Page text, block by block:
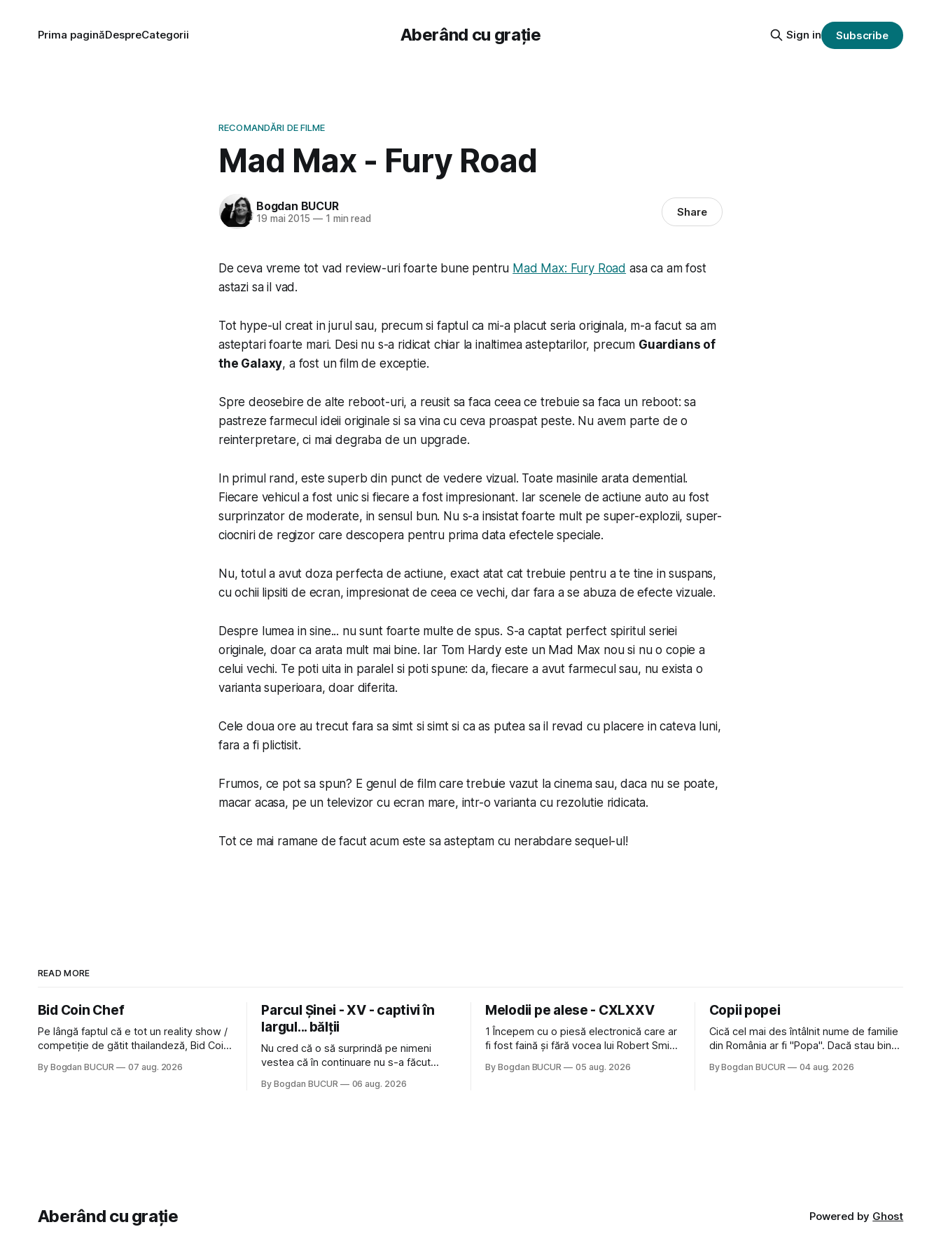
Aberând cu grație
Prima paginăDespreCategorii Sign in Subscribe
RECOMANDĂRI DE FILME
Mad Max - Fury Road
Bogdan BUCUR
19 mai 2015 —1 min read Share
De ceva vreme tot vad review-uri foarte bune pentru Mad Max: Fury Road asa ca am fost
astazi sa il vad.
Tot hype-ul creat in jurul sau, precum si faptul ca mi-a placut seria originala, m-a facut sa am
asteptari foarte mari. Desi nu s-a ridicat chiar la inaltimea asteptarilor, precum Guardians of
the Galaxy, a fost un film de exceptie.
Spre deosebire de alte reboot-uri, a reusit sa faca ceea ce trebuie sa faca un reboot: sa
pastreze farmecul ideii originale si sa vina cu ceva proaspat peste. Nu avem parte de o
reinterpretare, ci mai degraba de un upgrade.
In primul rand, este superb din punct de vedere vizual. Toate masinile arata demential.
Fiecare vehicul a fost unic si fiecare a fost impresionant. Iar scenele de actiune auto au fost
surprinzator de moderate, in sensul bun. Nu s-a insistat foarte mult pe super-explozii, super-
ciocniri de regizor care descopera pentru prima data efectele speciale.
Nu, totul a avut doza perfecta de actiune, exact atat cat trebuie pentru a te tine in suspans,
cu ochii lipsiti de ecran, impresionat de ceea ce vechi, dar fara a se abuza de efecte vizuale.
Despre lumea in sine... nu sunt foarte multe de spus. S-a captat perfect spiritul seriei
originale, doar ca arata mult mai bine. Iar Tom Hardy este un Mad Max nou si nu o copie a
celui vechi. Te poti uita in paralel si poti spune:da, fiecare a avut farmecul sau, nu exista o
varianta superioara, doar diferita.
Cele doua ore au trecut fara sa simt si simt si ca as putea sa il revad cu placere in cateva luni,
fara a fi plictisit.
Frumos, ce pot sa spun? E genul de film care trebuie vazut la cinema sau, daca nu se poate,
macar acasa, pe un televizor cu ecran mare, intr-o varianta cu rezolutie ridicata.
Tot ce mai ramane de facut acum este sa asteptam cu nerabdare sequel-ul!
READ MORE
Bid Coin Chef
Pe lângă faptul că e tot un reality show /
competiție de gătit thailandeză, Bid Coin
Restaurant War Street King Thailand: și
By Bogdan BUCUR 07 aug. 2026
Parcul Șinei - XV - captivi în
largul... bălții
Nu cred că o să surprindă pe nimeni
vestea că în continuare nu s-a făcut
afară de faptul că potăile apărute acolo
By Bogdan BUCUR 06 aug. 2026
Melodii pe alese - CXLXXV
1 Începem cu o piesă electronică care ar
fi fost faină și fără vocea lui Robert Smith
Castles, o formație cu multe piese faine
By Bogdan BUCUR 05 aug. 2026
Copii popei
Cică cel mai des întâlnit nume de familie
din România ar fi "Popa". Dacă stau bine
colegi de școala Popa cam peste tot
By Bogdan BUCUR 04 aug. 2026
Aberând cu grație Powered by Ghost